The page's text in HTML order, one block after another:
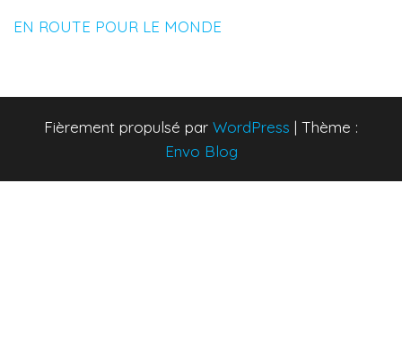
EN ROUTE POUR LE MONDE
Fièrement propulsé par WordPress | Thème :
Envo Blog